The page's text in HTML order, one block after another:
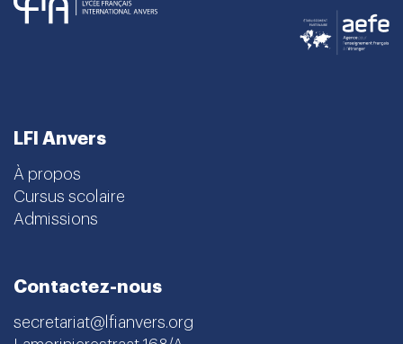
Cursus scolaire
Admissions
Contactez-nous
Lamorinierestraat 168/A,
Facebook
Instagram